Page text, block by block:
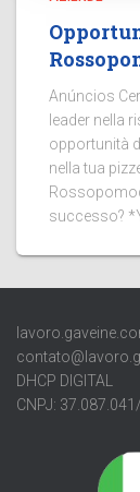
Anúncios
leader nella
opportunità
nella tua
successo?
DHCP DIGITAL
CNPJ: